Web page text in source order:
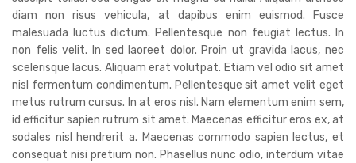
diam non risus vehicula, at dapibus enim euismod. Fusce
malesuada luctus dictum. Pellentesque non feugiat lectus. In
non felis velit. In sed laoreet dolor. Proin ut gravida lacus, nec
scelerisque lacus. Aliquam erat volutpat. Etiam vel odio sit amet
nisl fermentum condimentum. Pellentesque sit amet velit eget
metus rutrum cursus. In at eros nisl. Nam elementum enim sem,
id efficitur sapien rutrum sit amet. Maecenas efficitur eros ex, at
sodales nisl hendrerit a. Maecenas commodo sapien lectus, et
consequat nisi pretium non. Phasellus nunc odio, interdum vitae